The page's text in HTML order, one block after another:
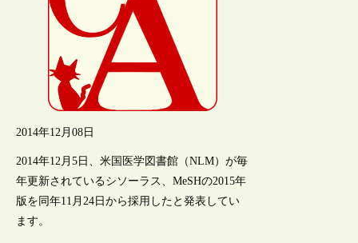
2014年12月08日
2014年12月5日、米国医学図書館（NLM）が毎
年更新されているシソーラス、MeSHの2015年
版を同年11月24日から採用したと発表してい
ます。